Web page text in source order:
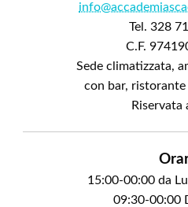
Tel. 328
C.F.
Sede climatizzata,
con bar,
Riservata
15:00-00:00 da
09:30-00:00